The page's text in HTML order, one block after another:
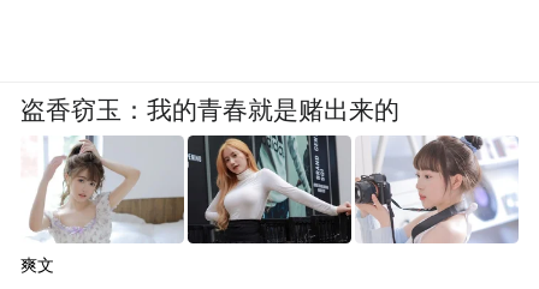
盗香窃玉：我的青春就是赌出来的
爽文